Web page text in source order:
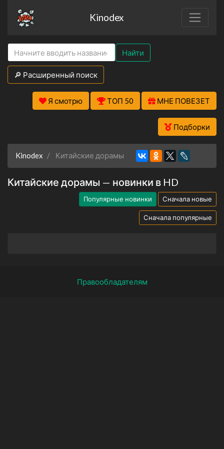
Kinodex
Найти
🔎 Расширенный поиск
Я смотрю ТОП 50 МНЕ ПОВЕЗЕТ
Подборки
Kinodex Китайские дорамы
Китайские дорамы — новинки в HD
Популярные новинки Сначала новые
Сначала популярные
Правообладателям